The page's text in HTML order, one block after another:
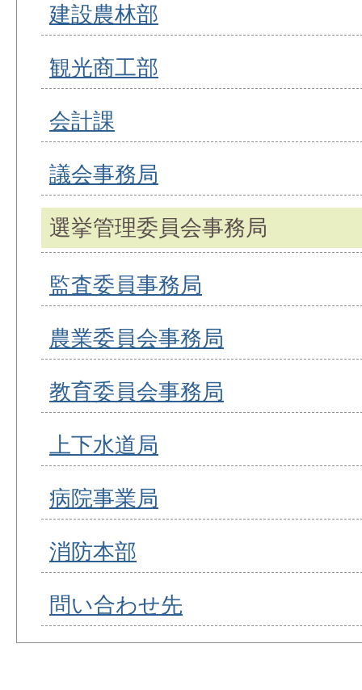
建設農林部
観光商工部
会計課
議会事務局
選挙管理委員会事務局
監査委員事務局
農業委員会事務局
教育委員会事務局
上下水道局
病院事業局
消防本部
問い合わせ先